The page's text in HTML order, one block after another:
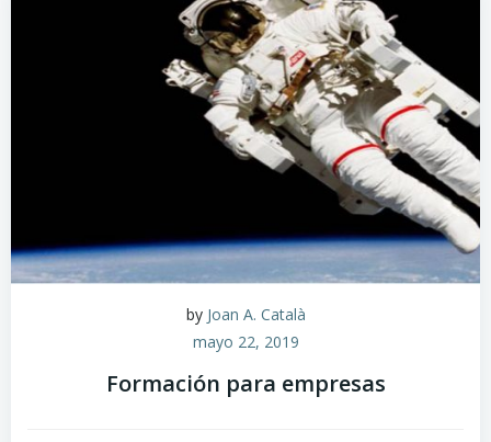
by Joan A. Català
mayo 22, 2019
Formación para empresas